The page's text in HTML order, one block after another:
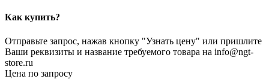
Как купить?
Отправьте запрос, нажав кнопку "Узнать цену" или пришлите
Ваши реквизиты и название требуемого товара на info@ngt-
store.ru
Цена по запросу